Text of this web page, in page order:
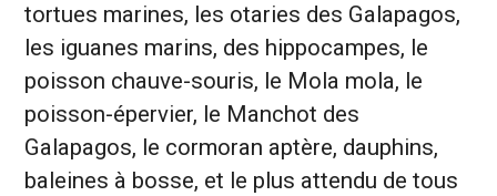
tortues marines, les otaries des Galapagos,
les iguanes marins, des hippocampes, le
poisson chauve-souris, le Mola mola, le
poisson-épervier, le Manchot des
Galapagos, le cormoran aptère, dauphins,
baleines à bosse, et le plus attendu de tous